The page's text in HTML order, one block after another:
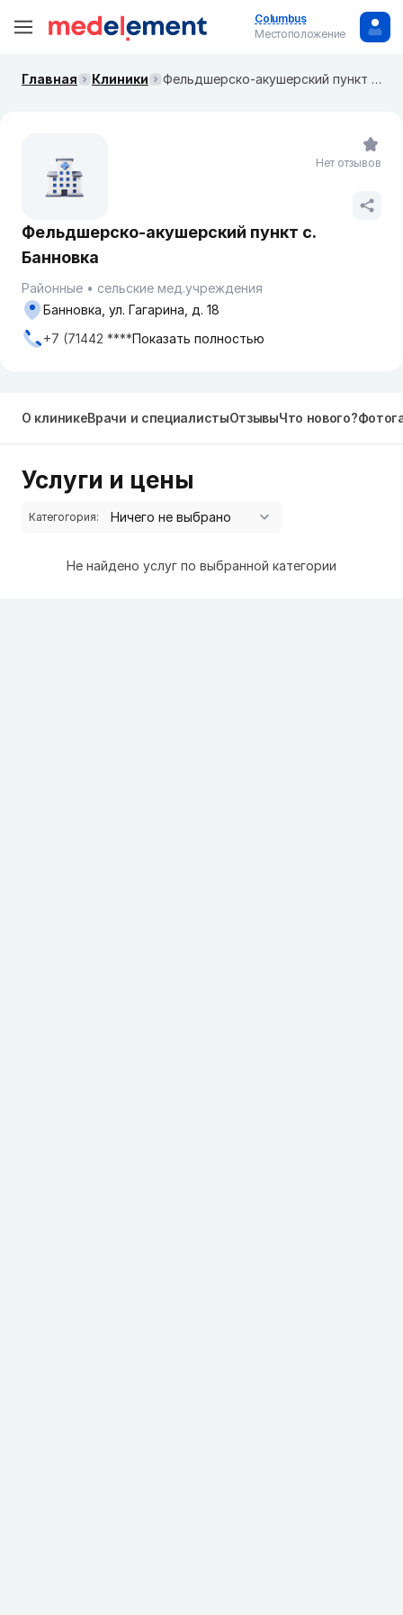
Columbus
Местоположение
Главная Клиники Фельдшерско-акушерский пункт с. Банновка
Фельдшерско-акушерский пункт с.
Банновка
Районные
сельские мед.учреждения
Банновка, ул. Гагарина, д. 18
+7 (71442 ****Показать полностью
Нет отзывов
О клиникеВрачи и специалистыОтзывыЧто нового?
Услуги и цены
Категогория:
Не найдено услуг по выбранной категории